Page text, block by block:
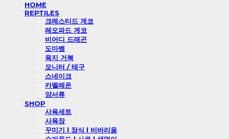
HOME
REPTILES
크레스티드 게코
레오파드 게코
비어디 드래곤
도마뱀
육지 거북
모니터 / 테구
스네이크
카멜레온
양서류
SHOP
사육세트
사육장
꾸미기 l 장식 l 비바리움